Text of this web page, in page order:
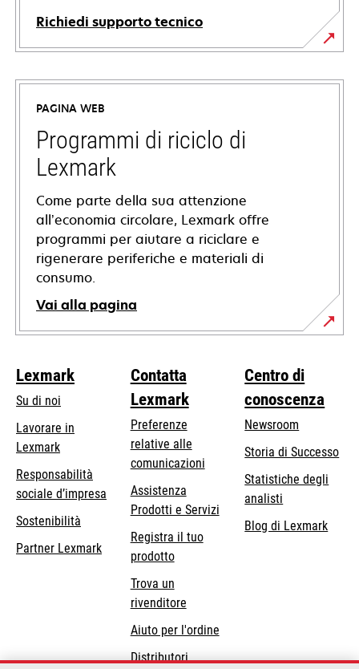
Richiedi supporto tecnico
si
apre
una
nuova
scheda
PAGINA WEB
Programmi di riciclo di
Lexmark
Come parte della sua attenzione
all’economia circolare, Lexmark offre
programmi per aiutare a riciclare e
rigenerare periferiche e materiali di
consumo.
Vai alla pagina
Lexmark
Su di noi
Lavorare in
Lexmark
Responsabilità
sociale d’impresa
scheda
Sostenibilità
Partner Lexmark
Contatta
Lexmark
Preferenze
relative alle
comunicazioni
Assistenza
Prodotti e Servizi
Registra il tuo
prodotto
Trova un
rivenditore
Aiuto per l'ordine
Distributori
Centro di
conoscenza
Newsroom
Storia di Successo
Statistiche degli
analisti
Blog di Lexmark